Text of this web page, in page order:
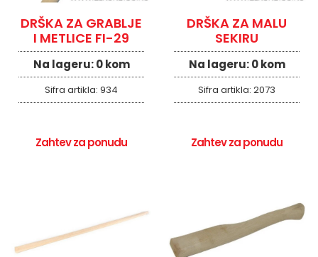
DRŠKA ZA GRABLJE
I METLICE FI-29
Na lageru:0 kom
Sifra artikla: 934
Zahtev za ponudu
DRŠKA ZA MALU
SEKIRU
Na lageru:0 kom
Sifra artikla: 2073
Zahtev za ponudu